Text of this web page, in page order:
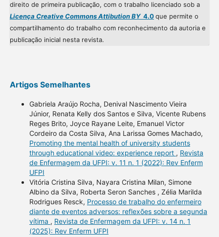
direito de primeira publicação, com o trabalho licenciado sob a
Licença Creative Commons Attibution BY4.0que permite o
compartilhamento do trabalho com reconhecimento da autoria e
publicação inicial nesta revista.
Artigos Semelhantes
Gabriela Araújo Rocha, Denival Nascimento Vieira
Júnior, Renata Kelly dos Santos e Silva, Vicente Rubens
Reges Brito, Joyce Rayane Leite, Emanuel Victor
Cordeiro da Costa Silva, Ana Larissa Gomes Machado,
Promoting the mental health of university students
through educational video: experience report , Revista
de Enfermagem da UFPI: v. 11 n. 1 (2022): Rev Enferm
UFPI
Vitória Cristina Silva, Nayara Cristina Milan, Simone
Albino da Silva, Roberta Seron Sanches , Zélia Marilda
Rodrigues Resck, Processo de trabalho do enfermeiro
diante de eventos adversos: reflexões sobre a segunda
vítima , Revista de Enfermagem da UFPI: v. 14 n. 1
(2025): Rev Enferm UFPI